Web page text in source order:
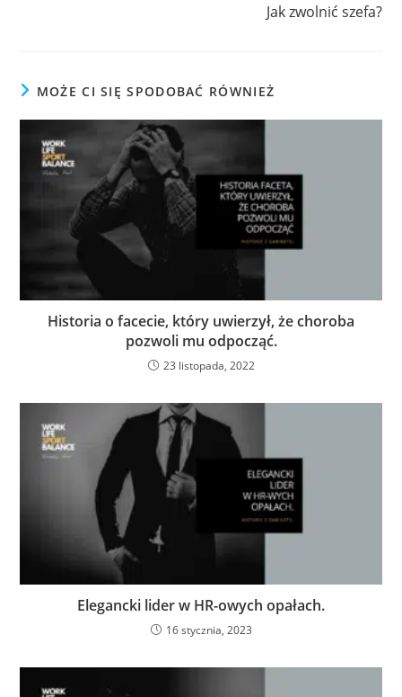
Jak zwolnić szefa?
MOŻE CI SIĘ SPODOBAĆ RÓWNIEŻ
Historia o facecie, który uwierzył, że choroba
pozwoli mu odpocząć.
23 listopada, 2022
Elegancki lider w HR-owych opałach.
16 stycznia, 2023